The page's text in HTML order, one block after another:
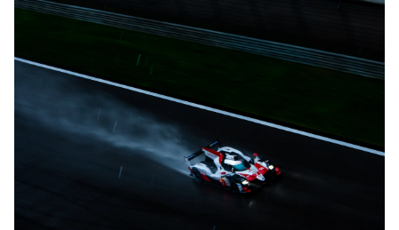
HOSPITALITÉS
BILLETTERIE